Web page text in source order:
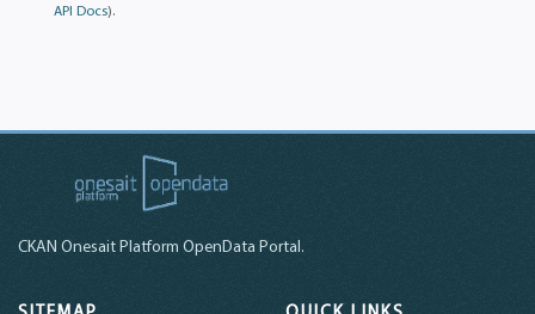
API Docs).
CKAN Onesait Platform OpenData Portal.